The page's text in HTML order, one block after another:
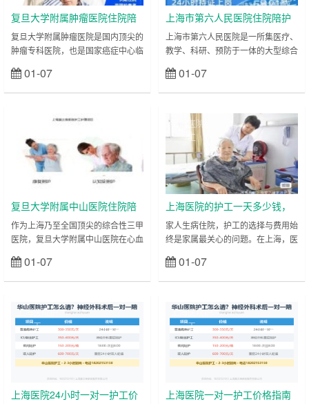
重儿）的喂养、黄……
患者慕名而来……
复旦大学附属肿瘤医院住院陪
护陪诊-医院护工服务
复旦大学附属肿瘤医院是国内顶尖的
肿瘤专科医院，也是国家癌症中心临
理科、乳腺外科等领域实力雄厚，尤
其在肺癌、乳腺癌、胃癌、肠癌等常
于国内领先水平，承担着大量肿瘤患
者的治疗过程往往漫长且复杂，化
疗、放疗、手术等多种治疗方式相结
合是常见的诊疗方案，而这些治疗方
患者的心理状态也……
01-07
上海市第六人民医院住院陪护
陪诊-医院护工服务
上海市第六人民医院是一所集医疗、
教学、科研、预防于一体的大型综合
运动医学科是医院的核心特色专科，
骨科更是入选国家临床重点专科，在
复、人工关节置换、脊柱外科、运动
损伤修复等方面积累了丰富的临床经
验，每年吸引大量来自全国各地的骨
科患者就诊。同时，医院的内分泌科
在糖尿病及其并发症的诊治方面处于
国内先进水平，接收的糖尿病足、糖
尿病肾病等并发症……
01-07
上海医院护
工
复旦大学附属中山医院住院陪
护陪诊-医院护工服务
作为上海乃至全国顶尖的综合性三甲
医院，复旦大学附属中山医院在心血
多个专科领域均处于国内领先水平，
其心血管内科更是入选国家临床重点
脏瓣膜置换手术数量位居全国前列。
每天，来自全国各地的患者慕名而
来，医院门诊量、住院量常年居高不
下，其中不乏需要长期住院治疗的重
症患者、术后康复患者。对于心血管
病患者而言，术后不仅需要严格监测
心率、血压等……
01-07
上海医院护
工
上海医院的护工一天多少钱，
用医院的护工还是网约护工？
家人生病住院，护工的选择与费用始
终是家属最关心的问题。在上海，医
确差异，服务质量也各有特点，理清
其中关键能让照护更省心、更放心。
按服务模式分档定价，一对多服务
（即一名护工照护多名患者）价格在
150-270元/天，适合病情稳定、仅
需基础照料的患者；一对一全天陪护
价格约300元/天，针对行动不便或需
重点照护的患者。而网约护工价格相
对统……
01-07
上海医院护
工
上海医院24小时一对一护工价
上海医院护
工
上海医院一对一护工价格指南